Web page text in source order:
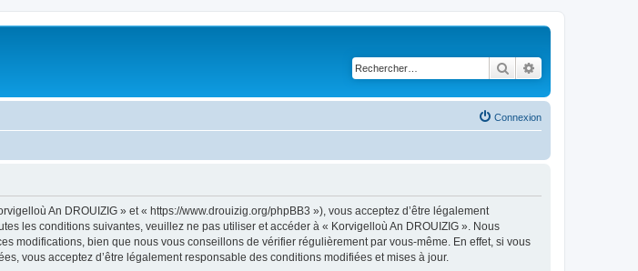
Rechercher
Connexion
An DROUIZIG » et « https://www.drouizig.org/phpBB3 »), vous acceptez d’être légalement
les conditions suivantes, veuillez ne pas utiliser et accéder à « Korvigelloù An DROUIZIG ». Nous
modifications, bien que nous vous conseillons de vérifier régulièrement par vous-même. En effet, si vous
vous acceptez d’être légalement responsable des conditions modifiées et mises à jour.